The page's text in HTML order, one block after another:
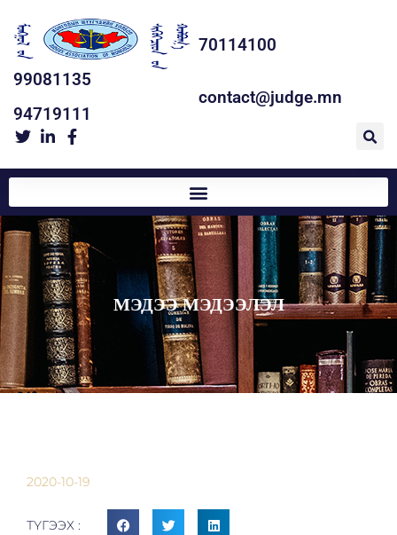
70114100
99081135
94719111
contact@judge.mn
МЭДЭЭ МЭДЭЭЛЭЛ
2020-10-19
ТҮГЭЭХ :